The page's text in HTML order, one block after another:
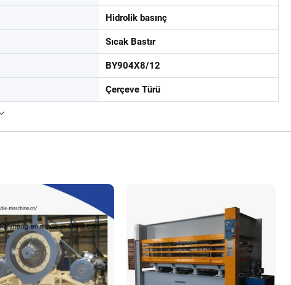
Hidrolik basınç
Sıcak Bastır
BY904X8/12
Çerçeve Türü